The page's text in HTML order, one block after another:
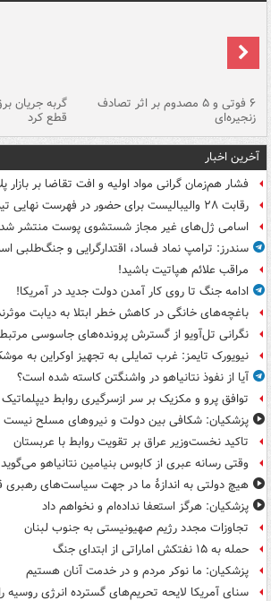
۶ فوتی و ۵ مصدوم بر اثر تصادف
زنجیره‌ای
گربه جریان
قطع کرد
آخرین اخبار
فشار هم‌زمان گرانی مواد اولیه و افت تقاضا بر بازار
رقابت ۲۸ والیبالیست برای حضور در فهرست نهایی تیم ملی
اسامی ژل‌های غیر مجاز شستشوی پوست منتشر شد
سندرز: ترامپ نماد فساد، اقتدارگرایی و جنگ‌طلبی
مراقب علائم هپاتیت باشید!
ادامه جنگ تا روی کار آمدن دولت جدید در آمریکا!
باغچه‌های خانگی در کاهش خطر ابتلا به دیابت
نگرانی تل‌آویو از گسترش پرونده‌های جاسوسی مرتبط
نیویورک تایمز: غرب تمایلی به تجهیز اوکراین به
آیا از نفوذ نتانیاهو در واشنگتن کاسته شده است؟
توافق پرو و مکزیک بر سر ازسرگیری روابط دیپلماتیک
پزشکیان: شکافی بین دولت و نیروهای مسلح نیست
تاکید نخست‌وزیر عراق بر تقویت روابط با عربستان
وقتی رسانه عبری از کابوس بنیامین نتانیاهو می‌گوید
هیچ دولتی به اندازۀ ما در جهت سیاست‌های رهبری
پزشکیان: هرگز استعفا نداده‌ام و نخواهم داد
تجاوزات مجدد رژیم صهیونیستی به جنوب لبنان
حمله به ۱۵ نفتکش‌ اماراتی از ابتدای جنگ
پزشکیان: ما نوکر مردم و در خدمت آنان هستیم
سنای آمریکا لایحه تحریم‌های گسترده انرژی روسیه